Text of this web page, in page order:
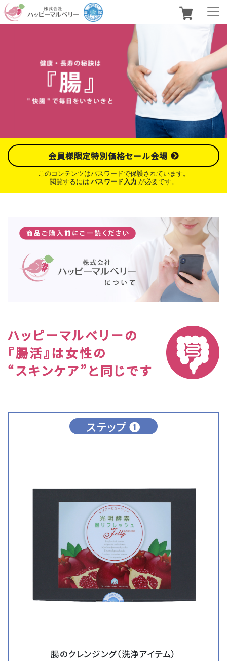
会員様限定特別価格セール会場
このコンテンツはパスワードで保護されています。
閲覧するには パスワード入力 が必要です。
ハッピーマルベリーの
『腸活』は女性の
“スキンケア”と同じです
ステップ ❶
腸のクレンジング（洗浄アイテム）